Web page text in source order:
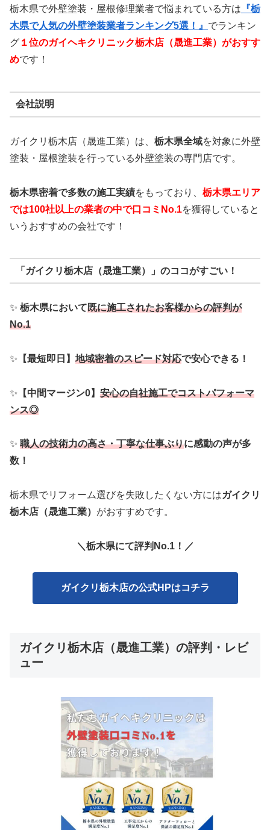
栃木県で外壁塗装・屋根修理業者で悩まれている方は 『栃
木県で人気の外壁塗装業者ランキング5選！』 でランキン
グ １位のガイヘキクリニック栃木店（晟進工業） がおすす
めです！
会社説明
ガイクリ栃木店（晟進工業）は、 栃木県全域を対象に外壁
塗装・屋根塗装を行っている外壁塗装の専門店です。
栃木県密着で多数の施工実績をもっており、 栃木県エリア
では100社以上の業者の中で口コミNo.1を獲得していると
いうおすすめの会社です！
「ガイクリ栃木店（晟進工業）」のココがすごい！
✨ 栃木県において既に施工されたお客様からの評判が
No.1
✨ 【最短即日】 地域密着のスピード対応で安心できる！
✨ 【中間マージン0】 安心の自社施工でコストパフォーマ
ンス◎
✨ 職人の技術力の高さ・丁寧な仕事ぶりに感動の声が多
数！
栃木県でリフォーム選びを失敗したくない方にはガイクリ
栃木店（晟進工業） がおすすめです。
＼栃木県にて評判No.1！／
ガイクリ栃木店の公式HPはコチラ
ガイクリ栃木店（晟進工業）の評判・レビ
ュー